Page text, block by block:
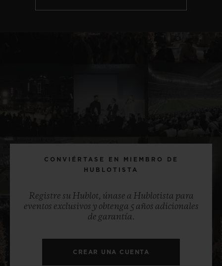
CONVIÉRTASE EN MIEMBRO DE
HUBLOTISTA
Registre su Hublot, únase a Hublotista para
eventos exclusivos y obtenga 5 años adicionales
de garantía.
CREAR UNA CUENTA